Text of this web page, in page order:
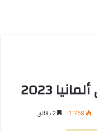
2023
1٬759